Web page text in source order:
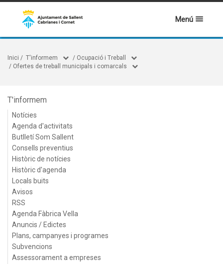
Menú
Inici / T'informem / Ocupació i Treball
/ Ofertes de treball municipals i comarcals
T'informem
Notícies
Agenda d'activitats
Butlletí Som Sallent
Consells preventius
Històric de notícies
Històric d'agenda
Locals buits
Avisos
RSS
Agenda Fàbrica Vella
Anuncis / Edictes
Plans, campanyes i programes
Subvencions
Assessorament a empreses